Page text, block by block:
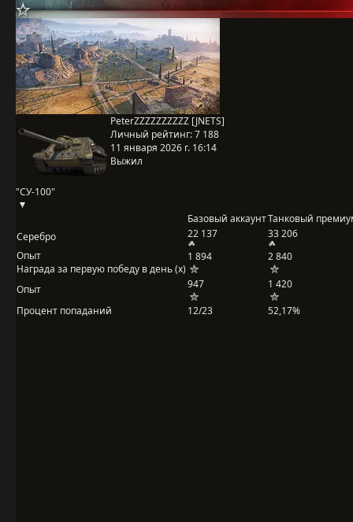
"СУ-100"
PeterZZZZZZZZZZ [JNETS]
Личный рейтинг:7 188
11 января 2026 г. 16:14
Выжил
Базовый аккаунтТанковый
Серебро
22 137
33 206
Опыт
Награда за первую победу в день (x)
1 894 2 840
Опыт 947
1 420
Процент попаданий
12/23 52,17%